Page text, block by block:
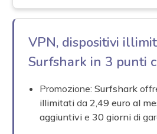
VPN, dispositivi
Surfshark in 3 punti
Promozione:Surfshark
illimitati da2,49 euro al
aggiuntivi e 30 giorni di